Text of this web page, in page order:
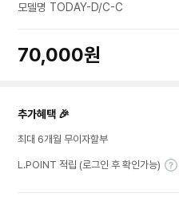
모델명 TODAY-D/C-C
70,000원
추가혜택 🎉
최대 6개월 무이자할부
L.POINT 적립 (로그인 후 확인가능)